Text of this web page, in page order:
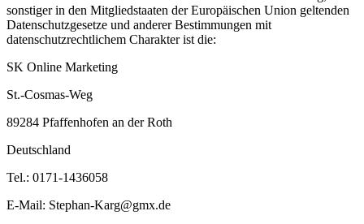
sonstiger in den Mitgliedstaaten der Europäischen Union geltenden
Datenschutzgesetze und anderer Bestimmungen mit
datenschutzrechtlichem Charakter ist die:
SK Online Marketing
St.-Cosmas-Weg
89284 Pfaffenhofen an der Roth
Deutschland
Tel.: 0171-1436058
E-Mail: Stephan-Karg@gmx.de